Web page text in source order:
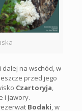
na wschód, w
przed jego
Czartoryja
i jawory.
Bodaki , w